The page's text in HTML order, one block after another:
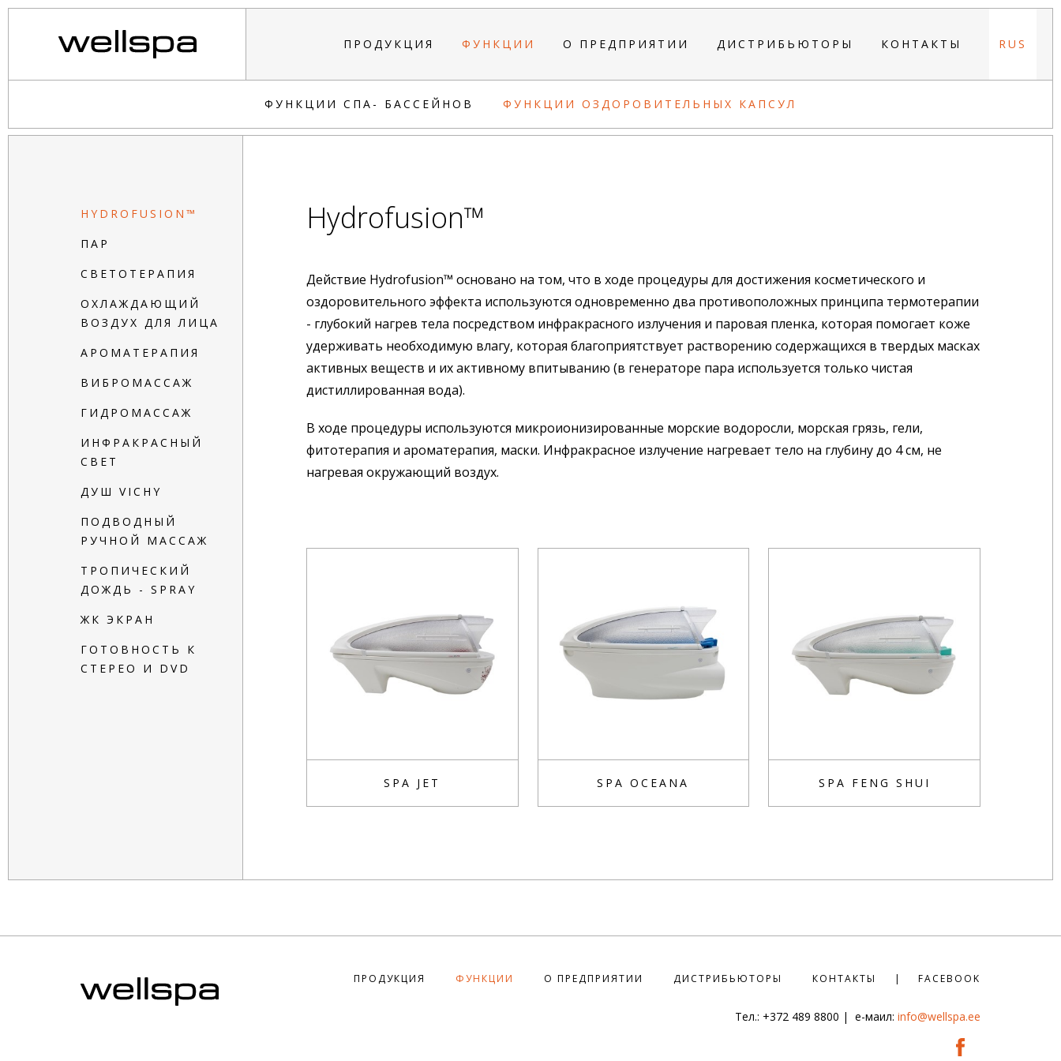
RUS
ПРОДУКЦИЯ ФУНКЦИИ О ПРЕДПРИЯТИИ ДИСТРИБЬЮТОРЫ КОНТАКТЫ
ФУНКЦИИ СПА- БАССЕЙНОВ ФУНКЦИИ ОЗДОРОВИТЕЛЬНЫХ КАПСУЛ
HYDROFUSION™
ПАР
СВЕТОТЕРАПИЯ
ОХЛАЖДАЮЩИЙ
ВОЗДУХ ДЛЯ ЛИЦА
АРОМАТЕРАПИЯ
ВИБРОМАССАЖ
ГИДРОМАССАЖ
ИНФРАКРАСНЫЙ
СВЕТ
ДУШ VICHY
ПОДВОДНЫЙ
РУЧНОЙ МАССАЖ
ТРОПИЧЕСКИЙ
ДОЖДЬ - SPRAY
ЖК ЭКРАН
ГОТОВНОСТЬ К
СТЕРЕО И DVD
Hydrofusion™
Действие Hydrofusion™ основано на том, что в ходе процедуры для достижения косметического и
оздоровительного эффекта используются одновременно два противоположных принципа термотерапии
- глубокий нагрев тела посредством инфракрасного излучения и паровая пленка, которая помогает коже
удерживать необходимую влагу, которая благоприятствует растворению содержащихся в твердых масках
активных веществ и их активному впитыванию (в генераторе пара используется только чистая
дистиллированная вода).
В ходе процедуры используются микроионизированные морские водоросли, морская грязь, гели,
фитотерапия и ароматерапия, маски. Инфракрасное излучение нагревает тело на глубину до 4 см, не
нагревая окружающий воздух.
SPA JET SPA OCEANA SPA FENG SHUI
ПРОДУКЦИЯ ФУНКЦИИ О ПРЕДПРИЯТИИ ДИСТРИБЬЮТОРЫ КОНТАКТЫ FACEBOOK
Тел.: +372 489 8800 | е-маил: info@wellspa.ee